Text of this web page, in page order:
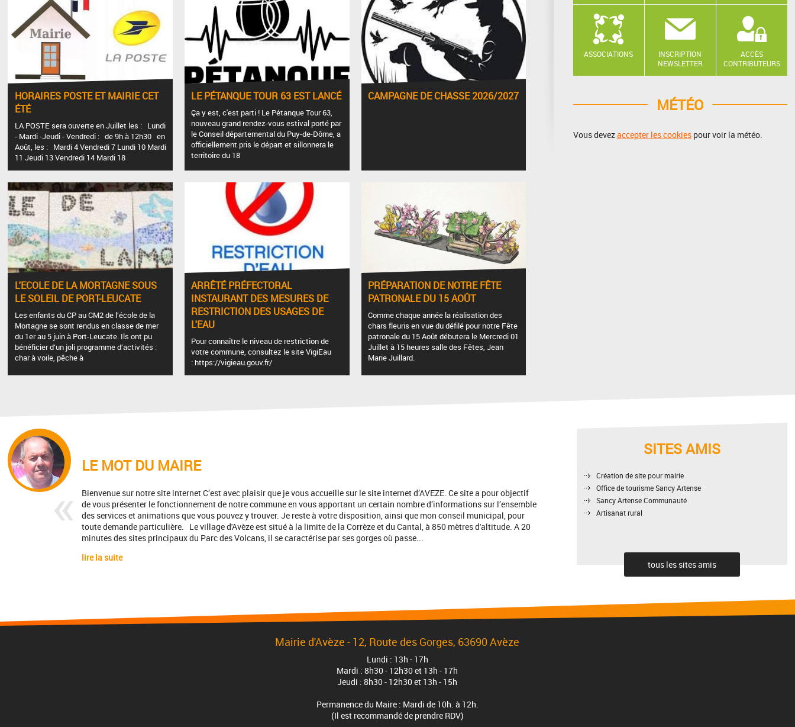
HORAIRES POSTE ET MAIRIE CET
ÉTÉ
LA POSTE sera ouverte en Juillet les : Lundi
- Mardi -Jeudi - Vendredi : de 9h à 12h30 en
Août, les : Mardi 4 Vendredi 7 Lundi 10 Mardi
11 Jeudi 13 Vendredi 14 Mardi 18
LE PÉTANQUE TOUR 63 EST LANCÉ
Ça y est, c'est parti ! Le Pétanque Tour 63,
nouveau grand rendez-vous estival porté par
le Conseil départemental du Puy-de-Dôme, a
officiellement pris le départ et sillonnera le
territoire du 18
CAMPAGNE DE CHASSE 2026/2027
L'ECOLE DE LA MORTAGNE SOUS
LE SOLEIL DE PORT-LEUCATE
Les enfants du CP au CM2 de l’école de la
Mortagne se sont rendus en classe de mer
du 1er au 5 juin à Port-Leucate. Ils ont pu
bénéficier d’un joli programme d’activités :
char à voile, pêche à
ARRÊTÉ PRÉFECTORAL
INSTAURANT DES MESURES DE
RESTRICTION DES USAGES DE
L'EAU
Pour connaître le niveau de restriction de
votre commune, consultez le site VigiEau
: https://vigieau.gouv.fr/
PRÉPARATION DE NOTRE FÊTE
PATRONALE DU 15 AOÛT
Comme chaque année la réalisation des
chars fleuris en vue du défilé pour notre Fête
patronale du 15 Août débutera le Mercredi 01
Juillet à 15 heures salle des Fêtes, Jean
Marie Juillard.
ASSOCIATIONS
INSCRIPTION
NEWSLETTER
ACCÈS
CONTRIBUTEURS
MÉTÉO
Vous devezaccepter les cookiespour voir la météo.
LE MOT DU MAIRE
Bienvenue sur notre site internet C’est avec plaisir que je vous accueille sur le site internet d’AVEZE. Ce site a pour objectif
de vous présenter le fonctionnement de notre commune en vous apportant un certain nombre d’informations sur l’ensemble
des services et animations que vous pouvez y trouver. Je reste à votre disposition, ainsi que mon conseil municipal, pour
toute demande particulière. Le village d'Avèze est situé à la limite de la Corrèze et du Cantal, à 850 mètres d'altitude. A 20
minutes des sites principaux du Parc des Volcans, il se caractérise par ses gorges où passe...
lire la suite
SITES AMIS
Création de site pour mairie
Office de tourisme Sancy Artense
Sancy Artense Communauté
Artisanat rural
tous les sites amis
Mairie d'Avèze - 12, Route des Gorges, 63690 Avèze
Lundi : 13h - 17h
Mardi : 8h30 - 12h30 et 13h - 17h
Jeudi : 8h30 - 12h30 et 13h - 15h
Permanence du Maire : Mardi de 10h. à 12h.
(Il est recommandé de prendre RDV)